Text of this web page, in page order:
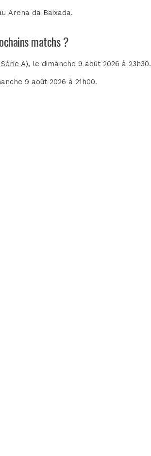
Arena da Baixada.
matchs ?
A), le dimanche 9 août 2026 à 23h30.
9 août 2026 à 21h00.